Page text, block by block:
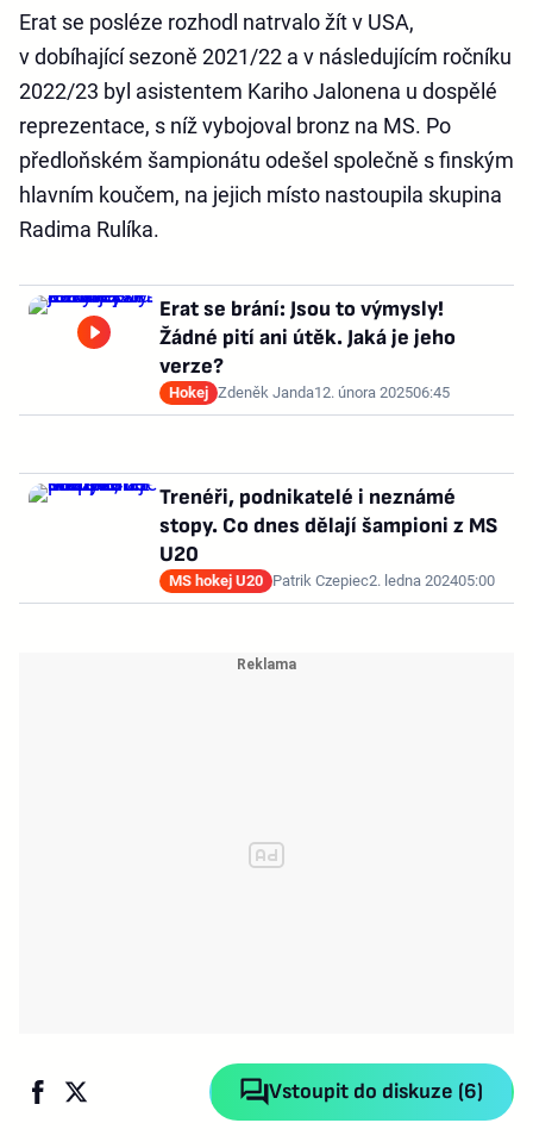
Erat se posléze rozhodl natrvalo žít v USA,
v dobíhající sezoně 2021/22 a v následujícím ročníku
2022/23 byl asistentem Kariho Jalonena u dospělé
reprezentace, s níž vybojoval bronz na MS. Po
předloňském šampionátu odešel společně s finským
hlavním koučem, na jejich místo nastoupila skupina
Radima Rulíka.
Erat se brání: Jsou to výmysly!
Žádné pití ani útěk. Jaká je jeho
verze?
Hokej Zdeněk Janda12. února 202506:45
Trenéři, podnikatelé i neznámé
stopy. Co dnes dělají šampioni z MS
U20
MS hokej U20 Patrik Czepiec2. ledna 202405:00
Vstoupit do diskuze (6)